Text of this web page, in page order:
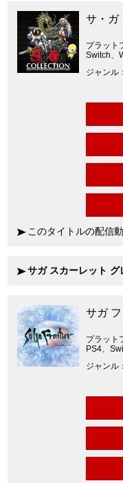
サ・ガ
プラット
Switch、
ジャンル
このタイトルの配信
サガ スカーレット グ
サガ
プラット
PS4、
ジャンル